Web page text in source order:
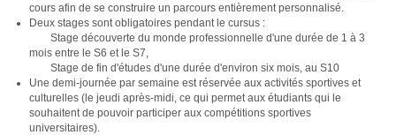
cours afin de se construire un parcours entièrement personnalisé.
Deux stages sont obligatoires pendant le cursus :
Stage découverte du monde professionnelle d'une durée de 1 à 3
mois entre le S6 et le S7,
Stage de fin d'études d'une durée d'environ six mois, au S10
Une demi-journée par semaine est réservée aux activités sportives et
culturelles (le jeudi après-midi, ce qui permet aux étudiants qui le
souhaitent de pouvoir participer aux compétitions sportives
universitaires).